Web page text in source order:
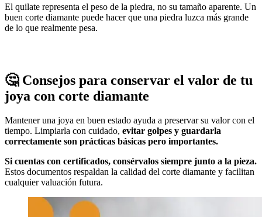
El quilate representa el peso de la piedra, no su tamaño aparente. Un
buen corte diamante puede hacer que una piedra luzca más grande
de lo que realmente pesa.
🤔 Consejos para conservar el valor de tu
joya con corte diamante
Mantener una joya en buen estado ayuda a preservar su valor con el
tiempo. Limpiarla con cuidado, evitar golpes y guardarla
correctamente son prácticas básicas pero importantes.
Si cuentas con certificados, consérvalos siempre junto a la pieza.
Estos documentos respaldan la calidad del corte diamante y facilitan
cualquier valuación futura.